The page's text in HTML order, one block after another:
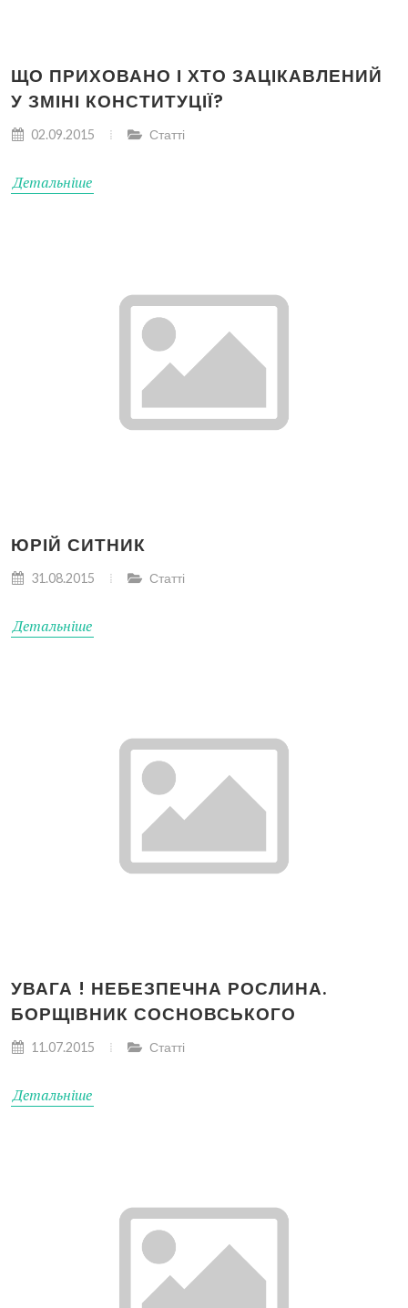
ЩО ПРИХОВАНО І ХТО ЗАЦІКАВЛЕНИЙ
У ЗМІНІ КОНСТИТУЦІЇ?
02.09.2015 Статті
Детальніше
ЮРІЙ СИТНИК
31.08.2015 Статті
Детальніше
УВАГА ! НЕБЕЗПЕЧНА РОСЛИНА.
БОРЩІВНИК СОСНОВСЬКОГО
11.07.2015 Статті
Детальніше